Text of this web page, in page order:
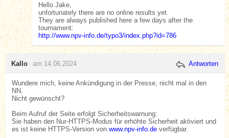
Hello Jake,
unfortunately there are no online results yet.
They are always published here a few days after the
tournament:
http://www.npv-info.de/typo3/index.php?id=786
Kallo am 14.06.2024 Antworten
Wundere mich, keine Ankündigung in der Presse, nicht mal in den
NN.
Nicht gewünscht?
Beim Aufruf der Seite erfolgt Sicherheitswarnung:
Sie haben den Nur-HTTPS-Modus für erhöhte Sicherheit aktiviert und
es ist keine HTTPS-Version vonwww.npv-info.de verfügbar.